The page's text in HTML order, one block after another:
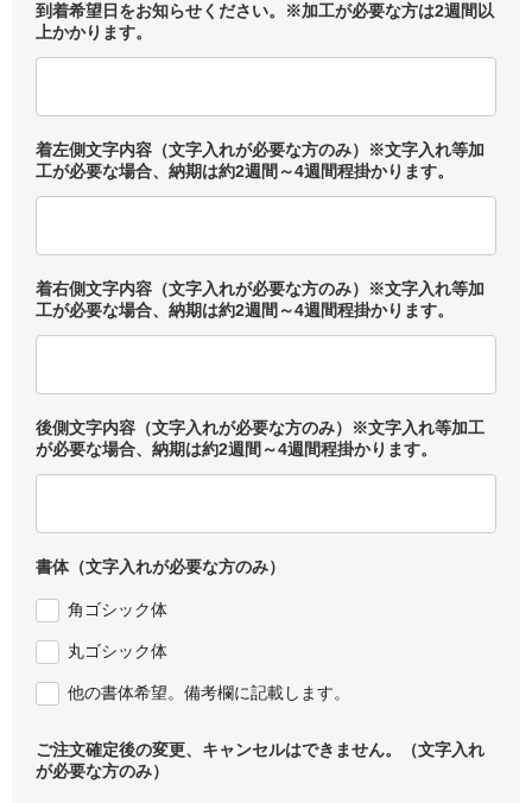
到着希望日をお知らせください。※加工が必要な方は2週間以
上かかります。
着左側文字内容（文字入れが必要な方のみ）※文字入れ等加
工が必要な場合、納期は約2週間～4週間程掛かります。
着右側文字内容（文字入れが必要な方のみ）※文字入れ等加
工が必要な場合、納期は約2週間～4週間程掛かります。
後側文字内容（文字入れが必要な方のみ）※文字入れ等加工
が必要な場合、納期は約2週間～4週間程掛かります。
書体（文字入れが必要な方のみ）
角ゴシック体
丸ゴシック体
他の書体希望。備考欄に記載します。
ご注文確定後の変更、キャンセルはできません。（文字入れ
が必要な方のみ）